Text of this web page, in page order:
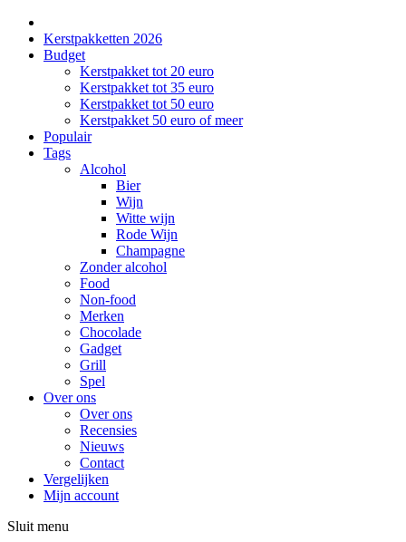
Kerstpakketten 2026
Budget
Kerstpakket tot 20 euro
Kerstpakket tot 35 euro
Kerstpakket tot 50 euro
Kerstpakket 50 euro of meer
Populair
Tags
Alcohol
Bier
Wijn
Witte wijn
Rode Wijn
Champagne
Zonder alcohol
Food
Non-food
Merken
Chocolade
Gadget
Grill
Spel
Over ons
Over ons
Recensies
Nieuws
Contact
Vergelijken
Mijn account
Sluit menu